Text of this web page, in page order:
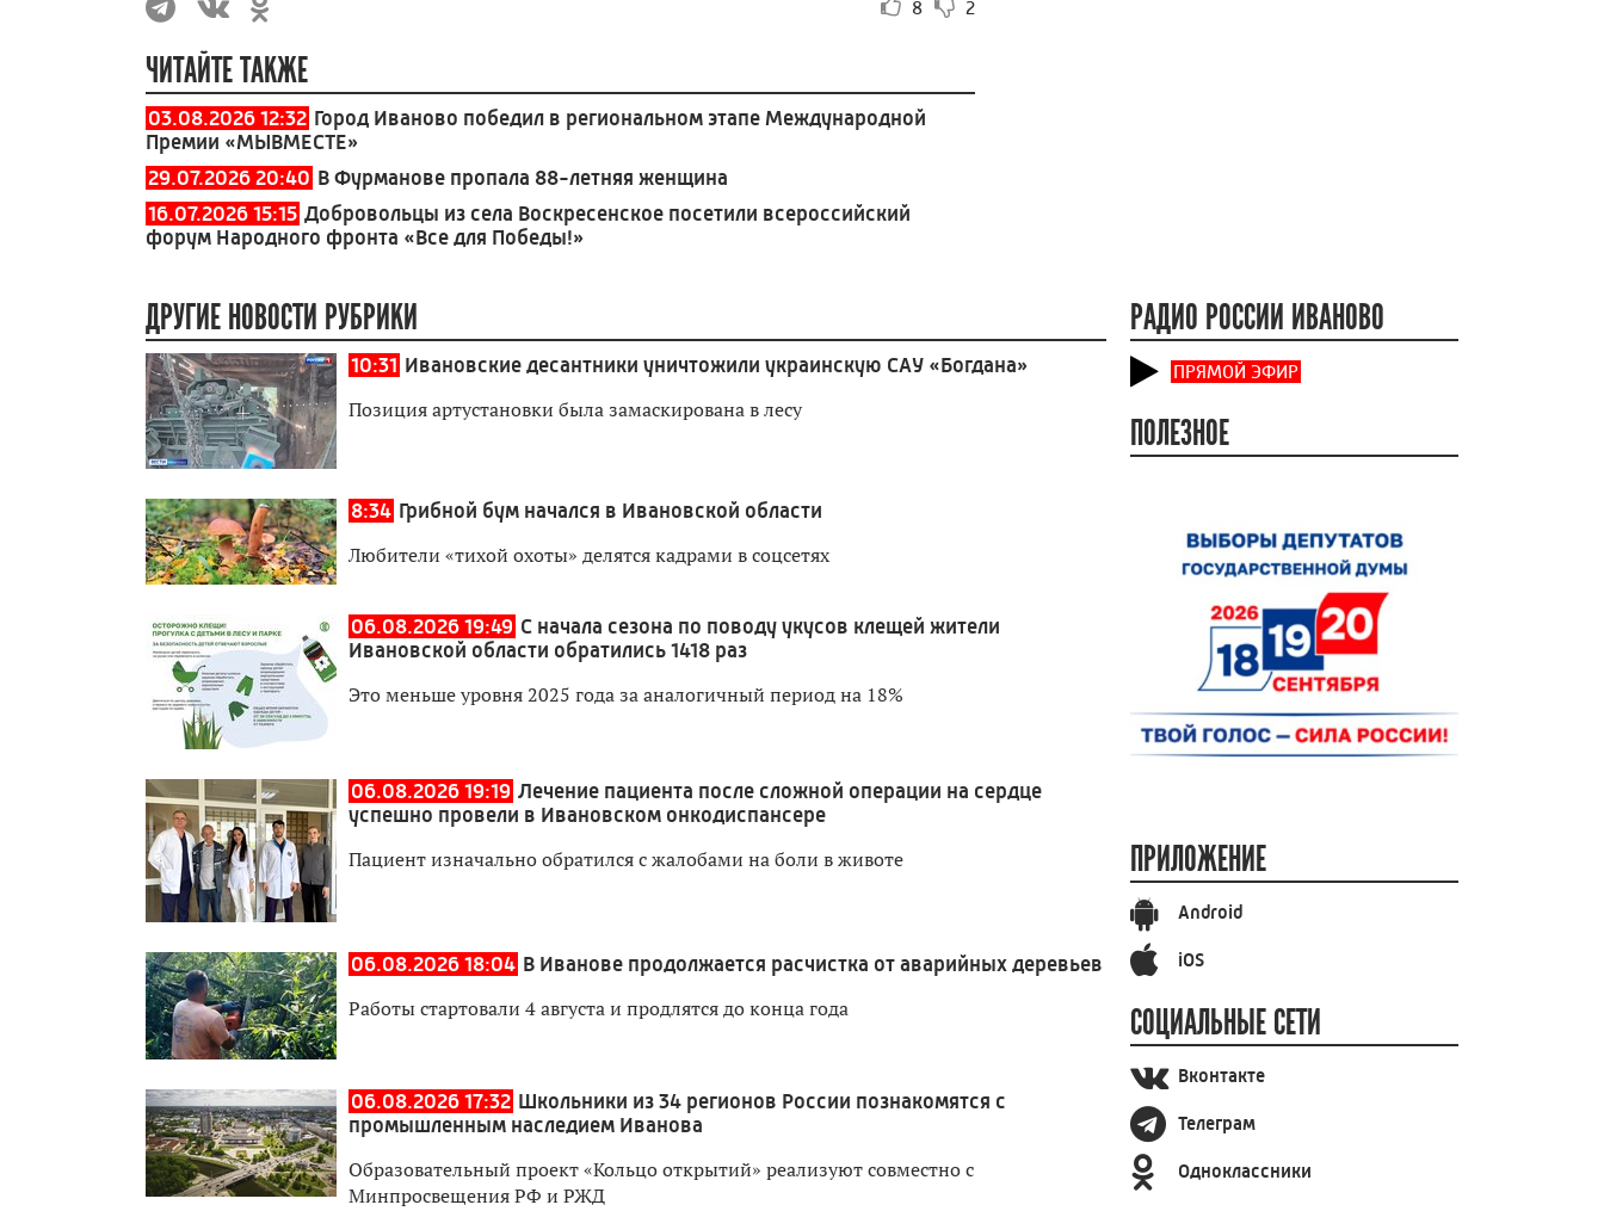
8 2
ЧИТАЙТЕ ТАКЖЕ
03.08.2026 12:32 Город Иваново победил в региональном этапе Международной
Премии «МЫВМЕСТЕ»
29.07.2026 20:40 В Фурманове пропала 88-летняя женщина
16.07.2026 15:15 Добровольцы из села Воскресенское посетили всероссийский
форум Народного фронта «Все для Победы!»
ДРУГИЕ НОВОСТИ РУБРИКИ
10:31 Ивановские десантники уничтожили украинскую САУ «Богдана»
Позиция артустановки была замаскирована в лесу
8:34 Грибной бум начался в Ивановской области
Любители «тихой охоты» делятся кадрами в соцсетях
06.08.2026 19:49 С начала сезона по поводу укусов клещей жители
Ивановской области обратились 1418 раз
Это меньше уровня 2025 года за аналогичный период на 18%
06.08.2026 19:19 Лечение пациента после сложной операции на сердце
успешно провели в Ивановском онкодиспансере
Пациент изначально обратился с жалобами на боли в животе
06.08.2026 18:04 В Иванове продолжается расчистка от аварийных деревьев
Работы стартовали 4 августа и продлятся до конца года
06.08.2026 17:32 Школьники из 34 регионов России познакомятся с
промышленным наследием Иванова
Образовательный проект «Кольцо открытий» реализуют совместно с
Минпросвещения РФ и РЖД
РАДИО РОССИИ ИВАНОВО
ПРЯМОЙ ЭФИР
ПОЛЕЗНОЕ
ПРИЛОЖЕНИЕ
Android
iOS
СОЦИАЛЬНЫЕ СЕТИ
Вконтакте
Телеграм
Одноклассники